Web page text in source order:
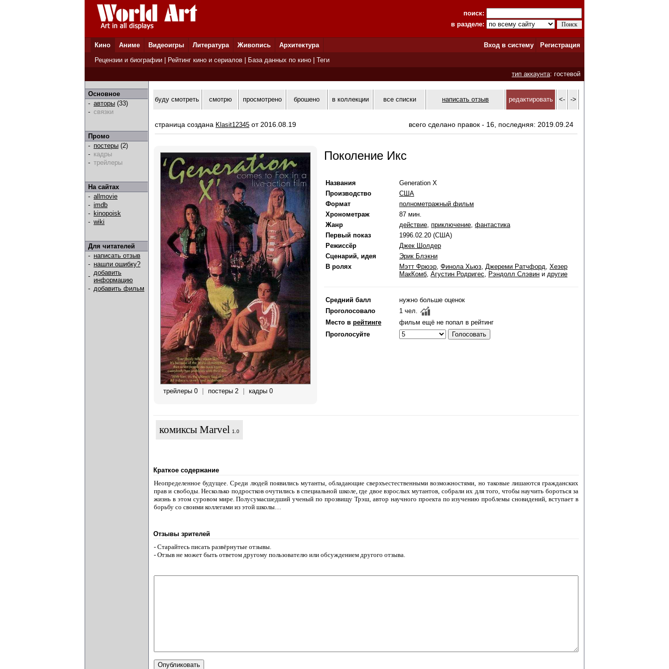
поиск:
в разделе:
Кино Аниме Видеоигры Литература Живопись Архитектура Вход в систему
Регистрация
Рецензии и биографии
Рейтинг кино и сериалов База данных по кино
Теги
тип аккаунта: гостевой
Основное
- авторы (33)
- связки
Промо
- постеры (2)
- кадры
- трейлеры
На сайтах
- allmovie
- imdb
- kinopoisk
- wiki
Для читателей
- написать отзыв
- нашли ошибку?
- добавить
информацию
- добавить фильм
буду смотреть смотрю просмотрено брошено в коллекции все списки написать отзыв редактировать <- ->
страница создана Klasit12345 от 2016.08.19 всего сделано правок - 16, последняя: 2019.09.24
трейлеры 0 постеры 2 кадры 0
Поколение Икс
Названия
Generation X
Производство
США
Формат
полнометражный фильм
Хронометраж
87 мин.
Жанр
действие, приключение, фантастика
Первый показ
1996.02.20 (США)
Режиссёр
Джек Шолдер
Сценарий, идея
Эрик Блэкни
В ролях
Мэтт Фрюэр, Финола Хьюз, Джереми Ратчфорд, Хезер
МакКомб, Агустин Родригес, Рэндолл Слэвин и другие
Средний балл
нужно больше оценок
Проголосовало
1 чел.
Место в рейтинге
фильм ещё не попал в рейтинг
Проголосуйте
комиксы Marvel 1.0
Краткое содержание
Неопределенное будущее. Среди людей появились мутанты, обладающие сверхъестественными возможностями, но таковые лишаются гражданских
прав и свободы. Несколько подростков очутились в специальной школе, где двое взрослых мутантов, собрали их для того, чтобы научить бороться за
жизнь в этом суровом мире. Полусумасшедший ученый по прозвищу Трэш, автор научного проекта по изучению проблемы сновидений, вступает в
борьбу со своими коллегами из этой школы…
Отзывы зрителей
- Старайтесь писать развёрнутые отзывы.
- Отзыв не может быть ответом другому пользователю или обсуждением другого отзыва.